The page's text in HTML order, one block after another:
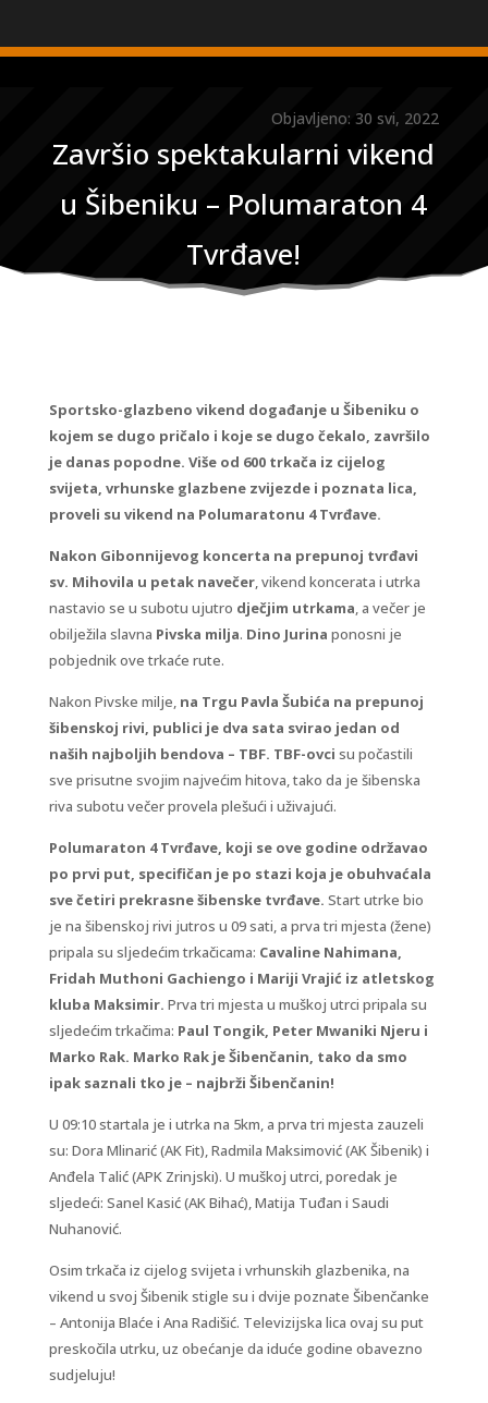
Objavljeno: 30 svi, 2022
Završio spektakularni vikend
u Šibeniku – Polumaraton 4
Tvrđave!
Sportsko-glazbeno vikend događanje u Šibeniku o
kojem se dugo pričalo i koje se dugo čekalo, završilo
je danas popodne. Više od 600 trkača iz cijelog
svijeta, vrhunske glazbene zvijezde i poznata lica,
proveli su vikend na Polumaratonu 4 Tvrđave.
Nakon Gibonnijevog koncerta na prepunoj tvrđavi
sv. Mihovila u petak navečer, vikend koncerata i utrka
nastavio se u subotu ujutro dječjim utrkama, a večer je
obilježila slavna Pivska milja. Dino Jurina ponosni je
pobjednik ove trkaće rute.
Nakon Pivske milje, na Trgu Pavla Šubića na prepunoj
šibenskoj rivi, publici je dva sata svirao jedan od
naših najboljih bendova – TBF. TBF-ovci su počastili
sve prisutne svojim najvećim hitova, tako da je šibenska
riva subotu večer provela plešući i uživajući.
Polumaraton 4 Tvrđave, koji se ove godine održavao
po prvi put, specifičan je po stazi koja je obuhvaćala
sve četiri prekrasne šibenske tvrđave. Start utrke bio
je na šibenskoj rivi jutros u 09 sati, a prva tri mjesta (žene)
pripala su sljedećim trkačicama: Cavaline Nahimana,
Fridah Muthoni Gachiengo i Mariji Vrajić iz atletskog
kluba Maksimir. Prva tri mjesta u muškoj utrci pripala su
sljedećim trkačima: Paul Tongik, Peter Mwaniki Njeru i
Marko Rak. Marko Rak je Šibenčanin, tako da smo
ipak saznali tko je – najbrži Šibenčanin!
U 09:10 startala je i utrka na 5km, a prva tri mjesta zauzeli
su: Dora Mlinarić (AK Fit), Radmila Maksimović (AK Šibenik) i
Anđela Talić (APK Zrinjski). U muškoj utrci, poredak je
sljedeći: Sanel Kasić (AK Bihać), Matija Tuđan i Saudi
Nuhanović.
Osim trkača iz cijelog svijeta i vrhunskih glazbenika, na
vikend u svoj Šibenik stigle su i dvije poznate Šibenčanke
– Antonija Blaće i Ana Radišić. Televizijska lica ovaj su put
preskočila utrku, uz obećanje da iduće godine obavezno
sudjeluju!